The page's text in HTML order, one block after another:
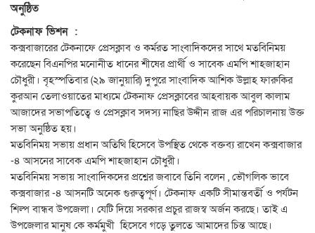
অনুষ্ঠিত
টেকনাফ ভিশন :
কক্সবাজারের টেকনাফে প্রেসক্লাব ও কর্মরত সাংবাদিকদের সাথে মতবিনিময়
করেছেন বিএনপির মনোনীত ধানের শীষের প্রার্থী ও সাবেক এমপি শাহজাহান
চৌধুরী। বৃহস্পতিবার (২৯ জানুয়ারি) দুপুরে সাংবাদিক আশিক উল্লাহ ফারুকির
কুরআন তেলাওয়াতের মাধ্যমে টেকনাফ প্রেসক্লাবের আহবায়ক আবুল কালাম
আজাদের সভাপতিত্বে ও প্রেসক্লাব সদস্য নাছির উদ্দীন রাজ এর পরিচালনায় উক্ত
সভা অনুষ্ঠিত হয়।
মতবিনিময় সভায় প্রধান অতিথি হিসেবে উপস্থিত থেকে বক্তব্য রাখেন কক্সবাজার
-৪ আসনের সাবেক এমপি শাহজাহান চৌধুরী।
মতবিনিময় সভায় সাংবাদিকদের প্রশ্নের জবাবে তিনি বলেন , ভৌগলিক ভাবে
কক্সবাজার -৪ আসনটি অনেক গুরুত্বপূর্ণ। টেকনাফ একটি সীমান্তবর্তী ও পর্যটন
শিল্প বান্ধব উপজেলা। যেটি দিয়ে সরকার প্রচুর রাজস্ব অর্জন করছে। তাই এ
উপজেলার মানুষ কে কর্মমুখী হিসেবে গড়ে তুলতে আমাদের চিন্ত আছে।